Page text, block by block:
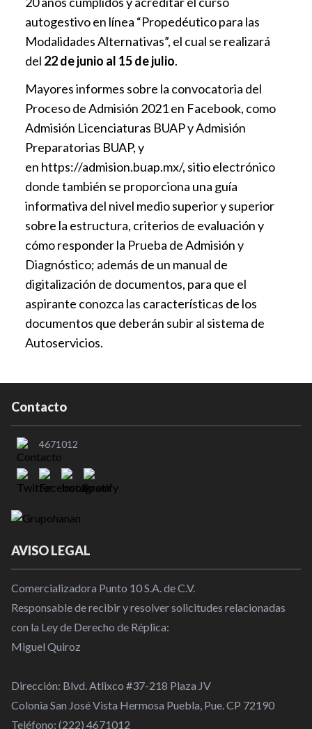
autogestivo en línea “Propedéutico para las
Modalidades Alternativas”, el cual se realizará
del 22 de junio al 15 de julio.
Mayores informes sobre la convocatoria del
Proceso de Admisión 2021 en Facebook, como
Admisión Licenciaturas BUAP y Admisión
Preparatorias BUAP, y
en https://admision.buap.mx/, sitio electrónico
donde también se proporciona una guía
informativa del nivel medio superior y superior
sobre la estructura, criterios de evaluación y
cómo responder la Prueba de Admisión y
Diagnóstico; además de un manual de
digitalización de documentos, para que el
aspirante conozca las características de los
documentos que deberán subir al sistema de
Autoservicios.
Contacto
4671012
AVISO LEGAL
Comercializadora Punto 10 S.A. de C.V.
Responsable de recibir y resolver solicitudes relacionadas
con la Ley de Derecho de Réplica:
Miguel Quiroz
Dirección: Blvd. Atlixco #37-218 Plaza JV
Colonia San José Vista Hermosa Puebla, Pue. CP 72190
Teléfono: (222) 4671012